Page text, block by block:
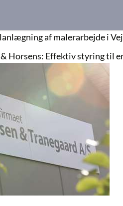
af malerarbejde i
Horsens: Effektiv styring til